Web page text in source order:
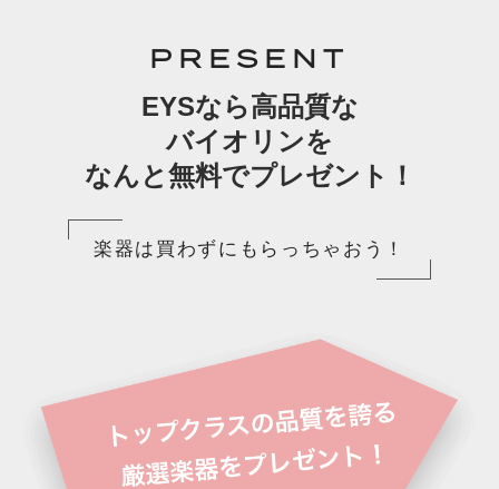
PRESENT
EYSなら高品質な
バイオリンを
なんと無料でプレゼント！
楽器は買わずにもらっちゃおう！